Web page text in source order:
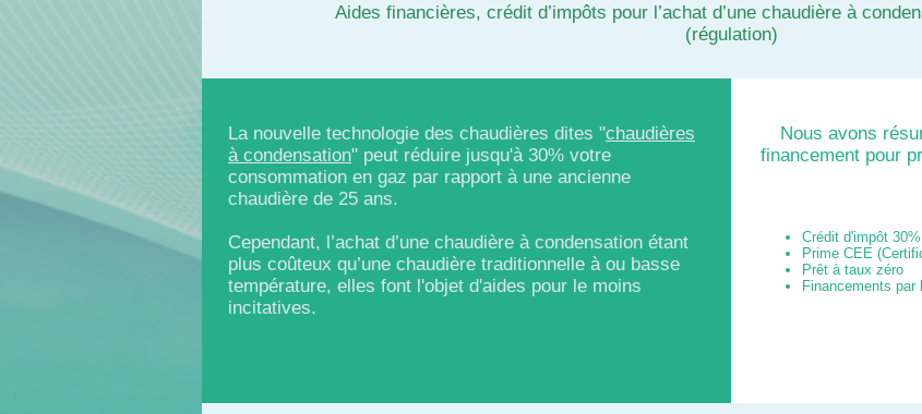
Aides financières, crédit d’impôts pour l’achat d’une chaudière à
(régulation)
La nouvelle technologie des chaudières dites "chaudières
à condensation" peut réduire jusqu'à 30% votre
consommation en gaz par rapport à une ancienne
chaudière de 25 ans.
Cependant, l’achat d’une chaudière à condensation étant
plus coûteux qu’une chaudière traditionnelle à ou basse
température, elles font l'objet d'aides pour le moins
incitatives.
Nous avons
financement pour
Crédit d'impôt 30%
Prime CEE
Prêt à taux zéro
Financements par